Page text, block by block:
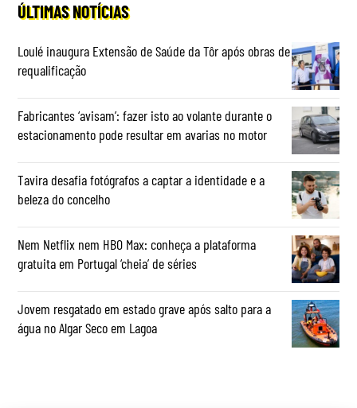
ÚLTIMAS NOTÍCIAS
Loulé inaugura Extensão de Saúde da Tôr após obras de
requalificação
Fabricantes ‘avisam’: fazer isto ao volante durante o
estacionamento pode resultar em avarias no motor
Tavira desafia fotógrafos a captar a identidade e a
beleza do concelho
Nem Netflix nem HBO Max: conheça a plataforma
gratuita em Portugal ‘cheia’ de séries
Jovem resgatado em estado grave após salto para a
água no Algar Seco em Lagoa